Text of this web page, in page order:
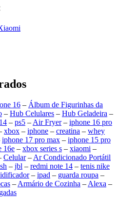
16 – Álbum de Figurinhas da
– Hub Celulares – Hub Geladeira –
– ps5 – Air Fryer– iphone 16 pro
xbox – iphone – creatina – whey
iphone 17 pro max – iphone 15 pro
16e – xbox series s – xiaomi –
Celular– Ar Condicionado Portátil
– jbl – redmi note 14 – tenis nike
– ipad – guarda roupa –
– Armário de Cozinha – Alexa –